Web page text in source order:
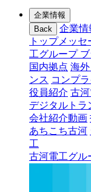
企業情報
Back
企業情
トップメッセ
工グループ
国内拠点 海
ンス コンプ
役員紹介 古
デジタルトラ
会社紹介動画
あちこち古河
工
古河電工グル